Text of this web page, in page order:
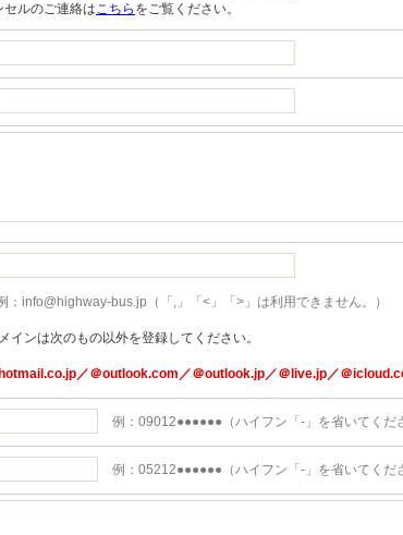
ルのご連絡はこちら をご覧ください。
：info@highway-bus.jp（「,」「<」「>」は利用できません。）
インは次のもの以外を登録してください。
／＠outlook.com／＠outlook.jp／＠live.jp／＠
例：09012●●●●●●（ハイフン「-」を省いてくだ
例：05212●●●●●●（ハイフン「-」を省いてくだ